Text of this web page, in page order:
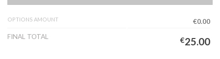
OPTIONS AMOUNT
€0.00
FINAL TOTAL
€25.00